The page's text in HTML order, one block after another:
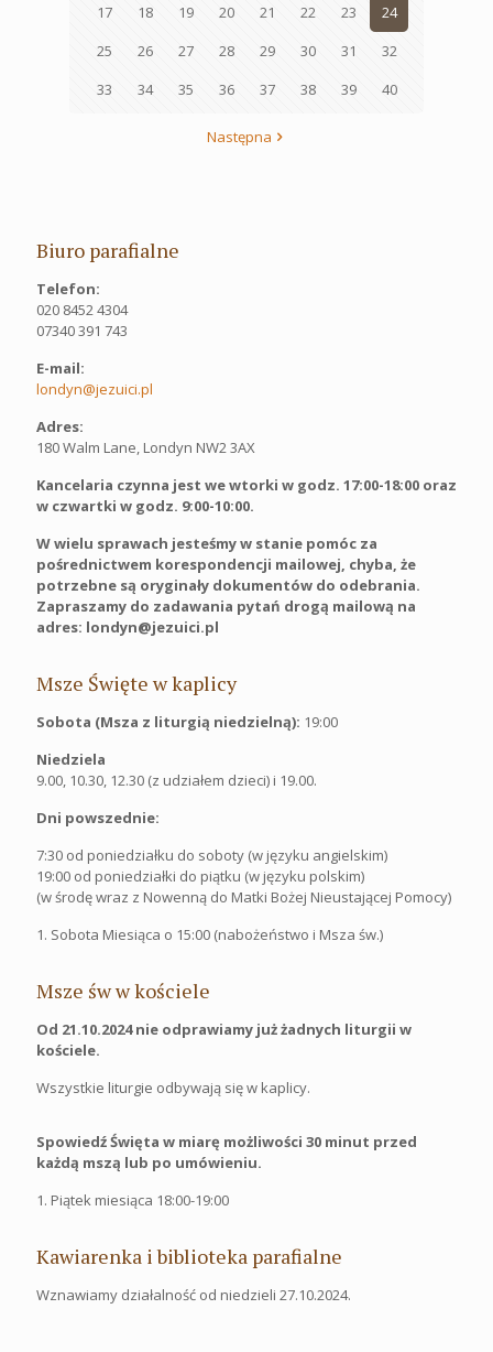
17
18 19 20 21 22 23
24
25
26 27 28 29 30 31
32
33
34 35 36 37 38 39 40
Następna
Biuro parafialne
Telefon:
020 8452 4304
07340 391 743
E-mail:
londyn@jezuici.pl
Adres:
180 Walm Lane, Londyn NW2 3AX
Kancelaria czynna jest we wtorki w godz. 17:00-18:00 oraz
w czwartki w godz. 9:00-10:00.
W wielu sprawach jesteśmy w stanie pomóc za
pośrednictwem korespondencji mailowej, chyba, że
potrzebne są oryginały dokumentów do odebrania.
Zapraszamy do zadawania pytań drogą mailową na
adres: londyn@jezuici.pl
Msze Święte w kaplicy
Sobota (Msza z liturgią niedzielną): 19:00
Niedziela
9.00, 10.30, 12.30 (z udziałem dzieci) i 19.00.
Dni powszednie:
7:30 od poniedziałku do soboty (w języku angielskim)
19:00 od poniedziałki do piątku (w języku polskim)
(w środę wraz z Nowenną do Matki Bożej Nieustającej Pomocy)
1. Sobota Miesiąca o 15:00 (nabożeństwo i Msza św.)
Msze św w kościele
Od 21.10.2024 nie odprawiamy już żadnych liturgii w
kościele.
Wszystkie liturgie odbywają się w kaplicy.
Spowiedź Święta w miarę możliwości 30 minut przed
każdą mszą lub po umówieniu.
1. Piątek miesiąca 18:00-19:00
Kawiarenka i biblioteka parafialne
Wznawiamy działalność od niedzieli 27.10.2024.